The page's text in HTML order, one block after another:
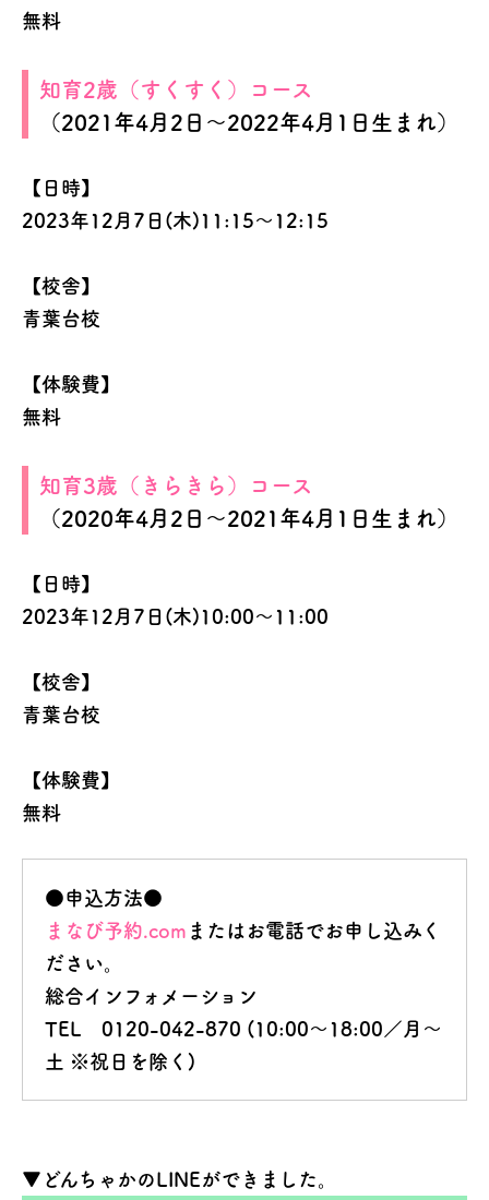
無料
知育2歳（すくすく）コース
（2021年4月2日～2022年4月1日生まれ）
【日時】
2023年12月7日(木)11:15～12:15
【校舎】
青葉台校
【体験費】
無料
知育3歳（きらきら）コース
（2020年4月2日～2021年4月1日生まれ）
【日時】
2023年12月7日(木)10:00～11:00
【校舎】
青葉台校
【体験費】
無料
●申込方法●
まなび予約.com またはお電話でお申し込みく
ださい。
総合インフォメーション
TEL 0120-042-870 (10:00～18:00／月～
土 ※祝日を除く)
▼どんちゃかのLINEができました。